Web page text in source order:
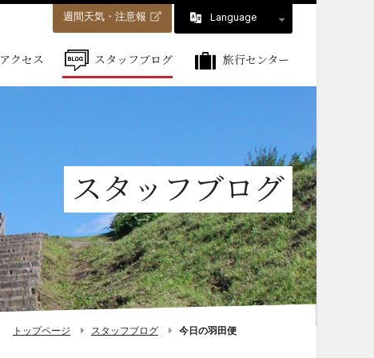
アクセス スタッフブログ 旅行センター
週間天気・注意報 Language
スタッフブログ
トップページ スタッフブログ 今日の羽田便